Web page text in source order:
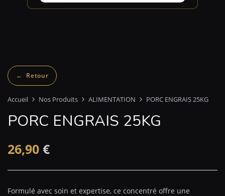
Accueil Nos Produits ALIMENTATION PORC ENGRAIS 25KG
PORC ENGRAIS 25KG
26,90 €
Formulé avec soin et expertise, ce concentré offre une